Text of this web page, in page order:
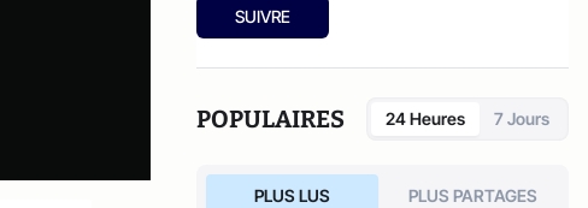
SUIVRE
POPULAIRES 24 Heures 7 Jours
PLUS LUS PLUS PARTAGES